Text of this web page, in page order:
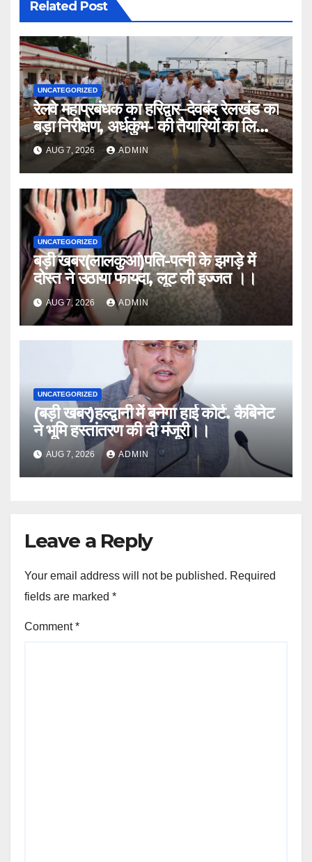
Related Post
UNCATEGORIZED
रेलवे महाप्रबंधक का हरिद्वार–देवबंद रेलखंड का
बड़ा निरीक्षण, अर्धकुंभ- की तैयारियों का लिया
जायजा
AUG 7, 2026 ADMIN
UNCATEGORIZED
बड़ी खबर(लालकुआं)पति-पत्नी के झगड़े में
दोस्त ने उठाया फायदा, लूट ली इज्जत ।।
AUG 7, 2026 ADMIN
UNCATEGORIZED
(बड़ी खबर)हल्द्वानी में बनेगा हाई कोर्ट. कैबिनेट
ने भूमि हस्तांतरण की दी मंजूरी।।
AUG 7, 2026 ADMIN
Leave a Reply
Your email address will not be published. Required
fields are marked *
Comment*